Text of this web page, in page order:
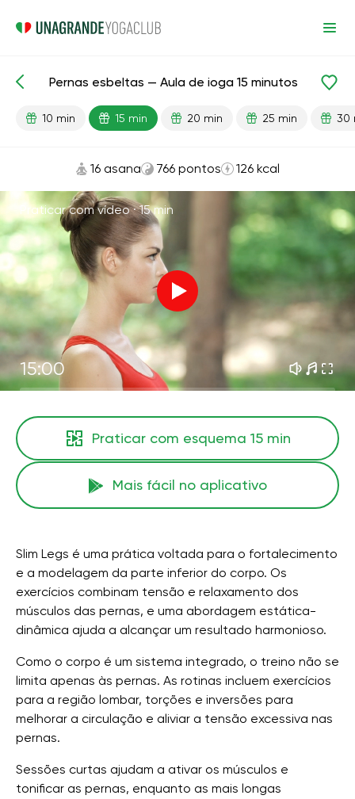
Aulas prontas Pernas
Pernas esbeltas — Aula de ioga 15 minutos
10 min 15 min 20 min 25 min 30
16 asana 766 pontos 126 kcal
Praticar com vídeo ·15 min
15:00
Praticar com esquema 15 min
Mais fácil no aplicativo
Slim Legs é uma prática voltada para o fortalecimento
e a modelagem da parte inferior do corpo. Os
exercícios combinam tensão e relaxamento dos
músculos das pernas, e uma abordagem estática-
dinâmica ajuda a alcançar um resultado harmonioso.
Como o corpo é um sistema integrado, o treino não se
limita apenas às pernas. As rotinas incluem exercícios
para a região lombar, torções e inversões para
melhorar a circulação e aliviar a tensão excessiva nas
pernas.
Sessões curtas ajudam a ativar os músculos e
tonificar as pernas, enquanto as mais longas